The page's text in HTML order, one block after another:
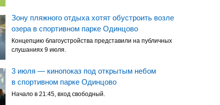
Зону пляжного отдыха хотят обустроить возле
озера в спортивном парке Одинцово
Концепцию благоустройства представили на публичных
слушаниях 9 июля.
3 июля — кинопоказ под открытым небом
в спортивном парке Одинцово
Начало в 21:45, вход свободный.